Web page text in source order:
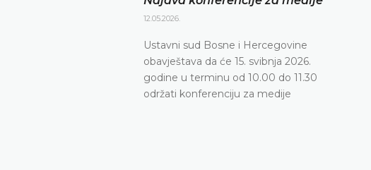
12.05.2026.
Ustavni sud Bosne i Hercegovine
obavještava da će 15. svibnja 2026.
godine u terminu od 10.00 do 11.30
održati konferenciju za medije